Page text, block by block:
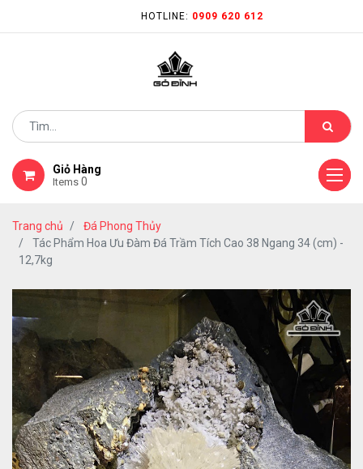
HOTLINE: 0909 620 612
Giỏ Hàng
Items 0
Trang chủ
Đá Phong Thủy
Tác Phẩm Hoa Ưu Đàm Đá Trầm Tích Cao 38 Ngang 34 (cm) -
12,7kg